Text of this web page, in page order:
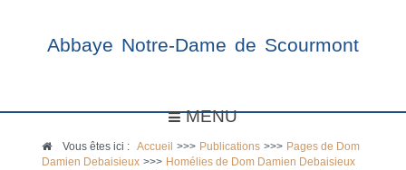
Abbaye Notre-Dame de Scourmont
MENU
Vous êtes ici :Accueil >>> Publications >>> Pages de Dom
Damien Debaisieux >>> Homélies de Dom Damien Debaisieux